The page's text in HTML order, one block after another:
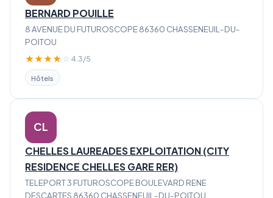
BERNARD POUILLE
8 AVENUE DU FUTUROSCOPE 86360 CHASSENEUIL-DU-
POITOU
★★★★ ☆ 4.3/5
Hôtels
CL
CHELLES LAUREADES EXPLOITATION (CITY
RESIDENCE CHELLES GARE RER)
TELEPORT 3 FUTUROSCOPE BOULEVARD RENE
DESCARTES 86360 CHASSENEUIL-DU-POITOU